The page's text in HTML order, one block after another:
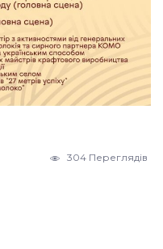
304 Переглядів